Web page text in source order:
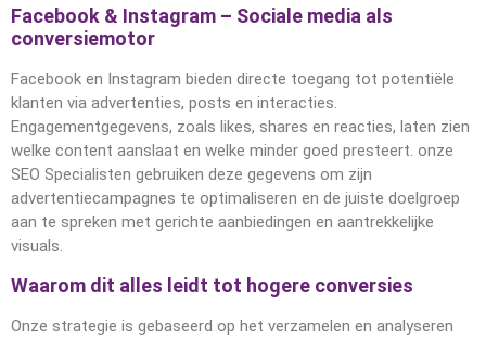
Facebook & Instagram – Sociale media als
conversiemotor
Facebook en Instagram bieden directe toegang tot potentiële
klanten via advertenties, posts en interacties.
Engagementgegevens, zoals likes, shares en reacties, laten zien
welke content aanslaat en welke minder goed presteert. onze
SEO Specialisten gebruiken deze gegevens om zijn
advertentiecampagnes te optimaliseren en de juiste doelgroep
aan te spreken met gerichte aanbiedingen en aantrekkelijke
visuals.
Waarom dit alles leidt tot hogere conversies
Onze strategie is gebaseerd op het verzamelen en analyseren